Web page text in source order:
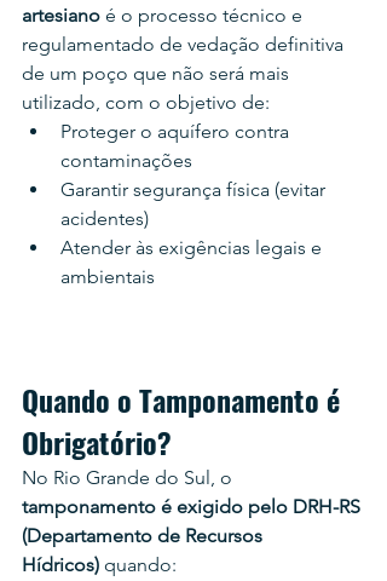
artesiano é o processo técnico e
regulamentado de vedação definitiva
de um poço que não será mais
utilizado, com o objetivo de:
Proteger o aquífero contra
contaminações
Garantir segurança física (evitar
acidentes)
Atender às exigências legais e
ambientais
Quando o Tamponamento é
Obrigatório?
No Rio Grande do Sul, o
tamponamento é exigido pelo DRH-RS
(Departamento de Recursos
Hídricos) quando: